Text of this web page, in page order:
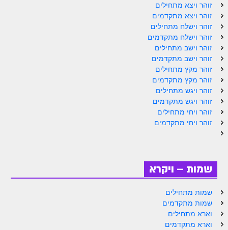
אודות אתר הזוהר היומי
אודות בית מדרש הסולם
ספר הזוהר
גדולי ישראל על הזוהר
אפליקציית ספר הזוהר הקדוש
הקדשות על דיסקים
לבלוג הרב
לאתר ספר הרב
זוהר ויצא מתחילים
זוהר ויצא מתקדמים
זוהר וישלח מתחילים
זוהר וישלח מתקדמים
זוהר וישב מתחילים
זוהר וישב מתקדמים
זוהר מקץ מתחילים
זוהר מקץ מתקדמים
זוהר ויגש מתחילים
זוהר ויגש מתקדמים
זוהר ויחי מתחילים
זוהר ויחי מתקדמים
שמות – ויקרא
שמות מתחילים
שמות מתקדמים
וארא מתחילים
וארא מתקדמים